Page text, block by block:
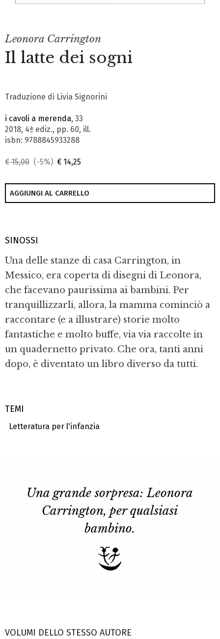
Leonora Carrington
Il latte dei sogni
Traduzione di Livia Signorini
i cavoli a merenda, 33
2018, 4ª ediz., pp. 60, ill.
isbn: 9788845933288
€ 15,00 (-5%) € 14,25
AGGIUNGI AL CARRELLO
TEMI
Letteratura per l'infanzia
SINOSSI
Una delle stanze di casa Carrington, in
Messico, era coperta di disegni di Leonora,
che facevano paurissima ai bambini. Per
tranquillizzarli, allora, la mamma cominciò a
raccontare (e a illustrare) storie molto
fantastiche e molto buffe, via via raccolte in
un quadernetto privato. Che ora, tanti anni
dopo, è diventato un libro diverso da tutti.
Una grande sorpresa: Leonora
Carrington, per qualsiasi
bambino.
VOLUMI DELLO STESSO AUTORE